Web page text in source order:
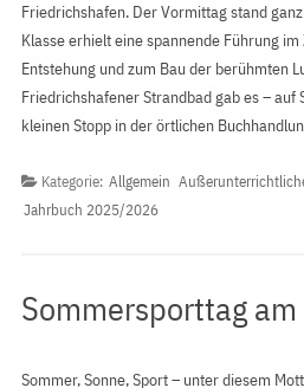
Friedrichshafen. Der Vormittag stand
Klasse erhielt eine spannende Führung
Entstehung und zum Bau der berühmten
Friedrichshafener Strandbad gab es – auf
kleinen Stopp in der örtlichen
Kategorie: Allgemein
Jahrbuch 2025/2026
Sommersporttag am
Sommer, Sonne, Sport – unter diesem